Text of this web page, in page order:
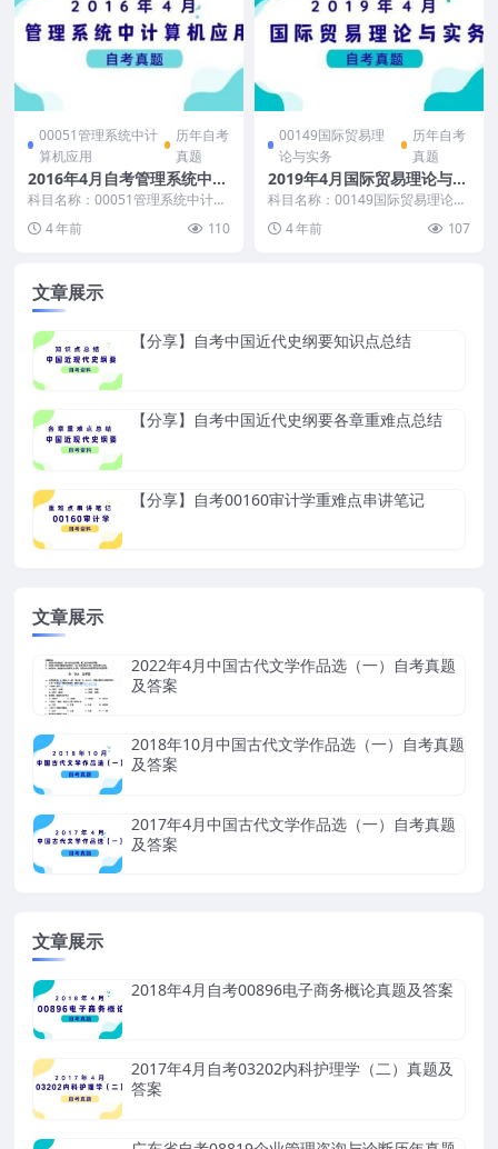
00051管理系统中计
算机应用
历年自考
真题
2016年4月自考管理系统中计
算机应用真题及答案
科目名称：00051管理系统中计算
教育自学考...
4 年前 110
00149国际贸易理
论与实务
历年自考
真题
2019年4月国际贸易理论与实
务自考真题及答案
科目名称：00149国际贸易理论与
育自学考试...
4 年前 107
文章展示
【分享】自考中国近代史纲要知识点总结
【分享】自考中国近代史纲要各章重难点总结
【分享】自考00160审计学重难点串讲笔记
文章展示
2022年4月中国古代文学作品选（一）自考真题
及答案
2018年10月中国古代文学作品选（一）自考真题
及答案
2017年4月中国古代文学作品选（一）自考真题
及答案
文章展示
2018年4月自考00896电子商务概论真题及答案
2017年4月自考03202内科护理学（二）真题及
答案